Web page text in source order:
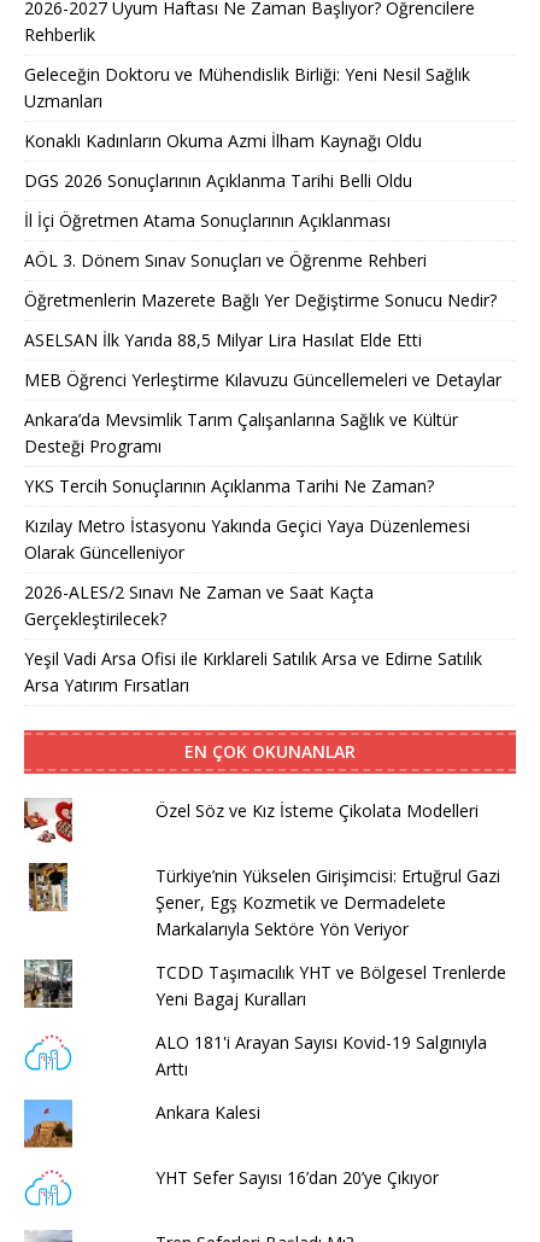
2026-2027 Uyum Haftası Ne Zaman Başlıyor? Öğrencilere
Rehberlik
Geleceğin Doktoru ve Mühendislik Birliği: Yeni Nesil Sağlık
Uzmanları
Konaklı Kadınların Okuma Azmi İlham Kaynağı Oldu
DGS 2026 Sonuçlarının Açıklanma Tarihi Belli Oldu
İl İçi Öğretmen Atama Sonuçlarının Açıklanması
AÖL 3. Dönem Sınav Sonuçları ve Öğrenme Rehberi
Öğretmenlerin Mazerete Bağlı Yer Değiştirme Sonucu Nedir?
ASELSAN İlk Yarıda 88,5 Milyar Lira Hasılat Elde Etti
MEB Öğrenci Yerleştirme Kılavuzu Güncellemeleri ve Detaylar
Ankara’da Mevsimlik Tarım Çalışanlarına Sağlık ve Kültür
Desteği Programı
YKS Tercih Sonuçlarının Açıklanma Tarihi Ne Zaman?
Kızılay Metro İstasyonu Yakında Geçici Yaya Düzenlemesi
Olarak Güncelleniyor
2026-ALES/2 Sınavı Ne Zaman ve Saat Kaçta
Gerçekleştirilecek?
Yeşil Vadi Arsa Ofisi ile Kırklareli Satılık Arsa ve Edirne Satılık
Arsa Yatırım Fırsatları
EN ÇOK OKUNANLAR
Özel Söz ve Kız İsteme Çikolata Modelleri
Türkiye’nin Yükselen Girişimcisi: Ertuğrul Gazi
Şener, Egş Kozmetik ve Dermadelete
Markalarıyla Sektöre Yön Veriyor
TCDD Taşımacılık YHT ve Bölgesel Trenlerde
Yeni Bagaj Kuralları
ALO 181'i Arayan Sayısı Kovid-19 Salgınıyla
Arttı
Ankara Kalesi
YHT Sefer Sayısı 16’dan 20’ye Çıkıyor